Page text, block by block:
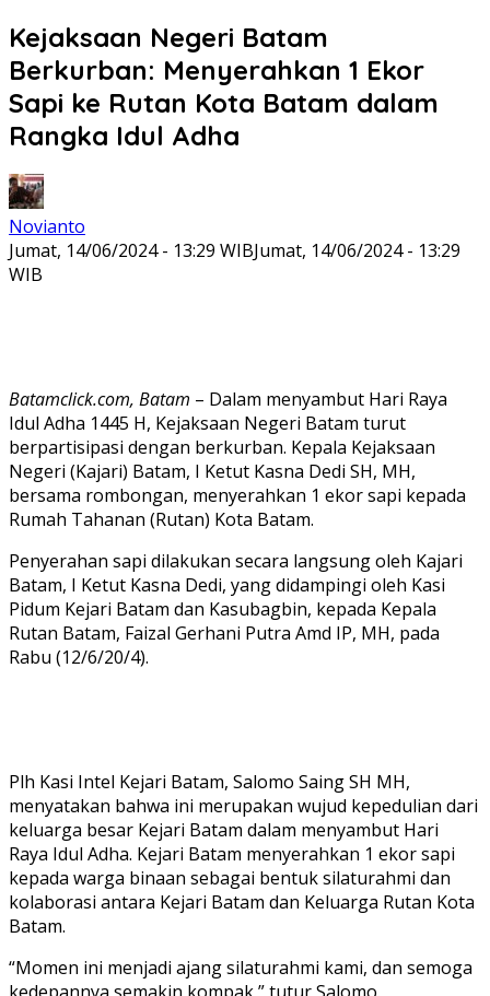
Kejaksaan Negeri Batam
Berkurban: Menyerahkan 1 Ekor
Sapi ke Rutan Kota Batam dalam
Rangka Idul Adha
Novianto
Jumat, 14/06/2024 - 13:29 WIBJumat, 14/06/2024 - 13:29
WIB
Batamclick.com, Batam – Dalam menyambut Hari Raya
Idul Adha 1445 H, Kejaksaan Negeri Batam turut
berpartisipasi dengan berkurban. Kepala Kejaksaan
Negeri (Kajari) Batam, I Ketut Kasna Dedi SH, MH,
bersama rombongan, menyerahkan 1 ekor sapi kepada
Rumah Tahanan (Rutan) Kota Batam.
Penyerahan sapi dilakukan secara langsung oleh Kajari
Batam, I Ketut Kasna Dedi, yang didampingi oleh Kasi
Pidum Kejari Batam dan Kasubagbin, kepada Kepala
Rutan Batam, Faizal Gerhani Putra Amd IP, MH, pada
Rabu (12/6/20/4).
Plh Kasi Intel Kejari Batam, Salomo Saing SH MH,
menyatakan bahwa ini merupakan wujud kepedulian dari
keluarga besar Kejari Batam dalam menyambut Hari
Raya Idul Adha. Kejari Batam menyerahkan 1 ekor sapi
kepada warga binaan sebagai bentuk silaturahmi dan
kolaborasi antara Kejari Batam dan Keluarga Rutan Kota
Batam.
“Momen ini menjadi ajang silaturahmi kami, dan semoga